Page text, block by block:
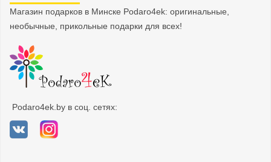
Магазин подарков в Минске Podaro4ek: оригинальные,
необычные, прикольные подарки для всех!
Podaro4ek.by в соц. сетях: